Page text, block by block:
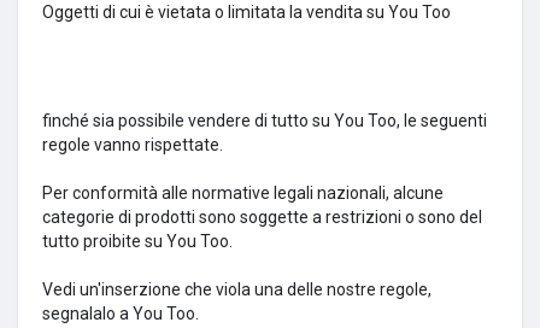
Oggetti di cui è vietata o limitata la vendita su You Too
finché sia ​​possibile vendere di tutto su You Too, le seguenti
regole vanno rispettate.
Per conformità alle normative legali nazionali, alcune
categorie di prodotti sono soggette a restrizioni o sono del
tutto proibite su You Too.
Vedi un'inserzione che viola una delle nostre regole,
segnalalo a You Too.